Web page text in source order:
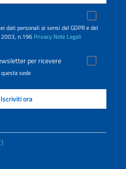
dati personali ai sensi del GDPR e del
2003, n.196 Privacy Note Legali
per ricevere
sede